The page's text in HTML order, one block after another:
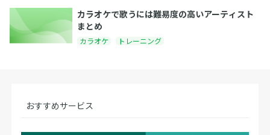
カラオケで歌うには難易度の高いアーティスト
まとめ
カラオケ トレーニング
おすすめサービス